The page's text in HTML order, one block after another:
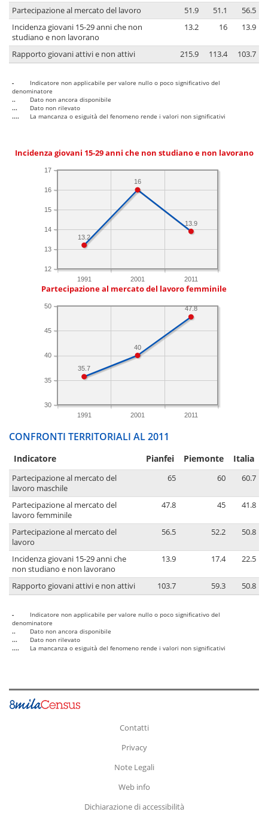
Partecipazione al mercato del lavoro 51.9 51.1
56.5
Incidenza giovani 15-29 anni che non
studiano e non lavorano
13.2 16 13.9
Rapporto giovani attivi e non attivi 215.9 113.4 103.7
-
Indicatore non applicabile per valore nullo o poco significativo del
denominatore
..
Dato non ancora disponibile
...
Dato non rilevato
....
La mancanza o esiguità del fenomeno rende i valori non significativi
Incidenza giovani 15-29 anni che non studiano e non lavorano
1991 2001 2011
12
13
14
15
16
17
13.9
16
13.2
Partecipazione al mercato del lavoro femminile
1991 2001 2011
30
35
40
45
50 47.8
40
35.7
CONFRONTI TERRITORIALI AL 2011
Indicatore Pianfei Piemonte Italia
Partecipazione al mercato del
lavoro maschile
65 60 60.7
Partecipazione al mercato del
lavoro femminile
47.8 45 41.8
Partecipazione al mercato del
lavoro
56.5 52.2 50.8
Incidenza giovani 15-29 anni che
non studiano e non lavorano
13.9 17.4 22.5
Rapporto giovani attivi e non attivi 103.7 59.3 50.8
-
Indicatore non applicabile per valore nullo o poco significativo del
denominatore
..
Dato non ancora disponibile
...
Dato non rilevato
....
La mancanza o esiguità del fenomeno rende i valori non significativi
Contatti
Privacy
Note Legali
Web info
Dichiarazione di accessibilità